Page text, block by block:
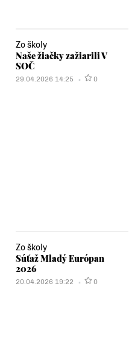
Zo školy
Naše žiačky zažiarili V
SOČ
29.04.2026 14:25 0
Zo školy
Súťaž Mladý Európan
2026
20.04.2026 19:22 0